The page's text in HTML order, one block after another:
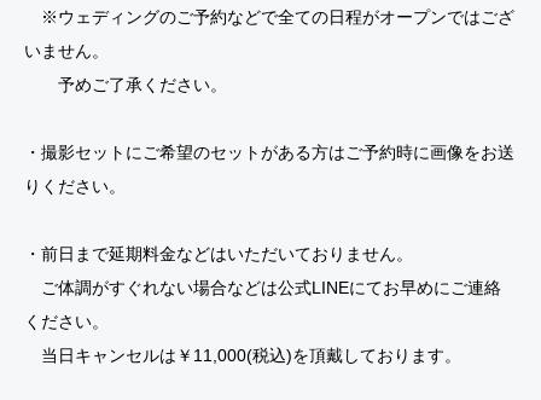
※ウェディングのご予約などで全ての日程がオープンではござ
いません。
予めご了承ください。
・撮影セットにご希望のセットがある方はご予約時に画像をお送
りください。
・前日まで延期料金などはいただいておりません。
ご体調がすぐれない場合などは公式LINEにてお早めにご連絡
ください。
当日キャンセルは￥11,000(税込)を頂戴しております。